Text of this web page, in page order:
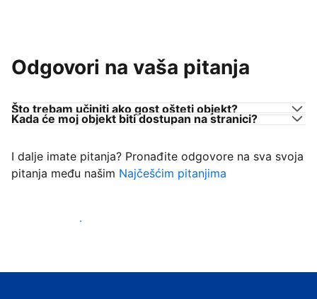
Odgovori na vaša pitanja
Što trebam učiniti ako gost ošteti objekt?
Kada će moj objekt biti dostupan na stranici?
I dalje imate pitanja? Pronađite odgovore na sva svoja
pitanja među našim Najčešćim pitanjima
Počnite primati goste